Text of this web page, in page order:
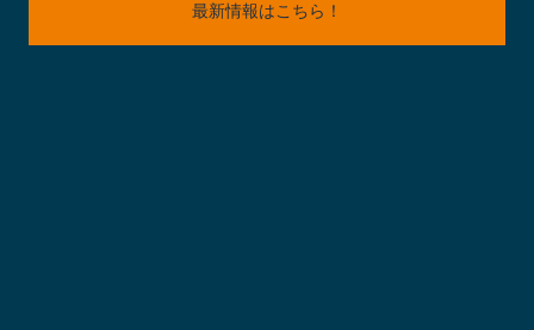
最新情報はこちら！